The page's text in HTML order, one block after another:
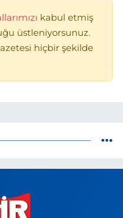
kabul etmiş
üstleniyorsunuz.
hiçbir şekilde